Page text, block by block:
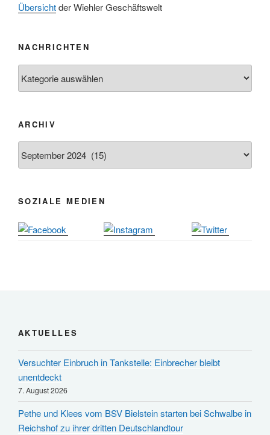
15.11. Konzert Bielsteiner Männerchor
27.11.
Anknipsfest an der Oberbantenberger
29.11.
Adventskonzert Frauenchor
Oberbantenberg
06.12.
24.09. bis
10.12.
Herbstprogramm Burghaus Bielstein
Übersichtder Wiehler Geschäftswelt
NACHRICHTEN
ARCHIV
SOZIALE MEDIEN
AKTUELLES
Versuchter Einbruch in Tankstelle: Einbrecher bleibt
unentdeckt
7. August 2026
Pethe und Klees vom BSV Bielstein starten bei Schwalbe in
Reichshof zu ihrer dritten Deutschlandtour